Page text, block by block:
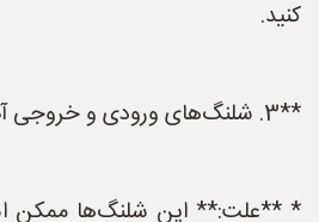
کنید.
**3. شلنگ‌های ورودی و خروجی آب:**
* **علت:** این شلنگ‌ها ممکن